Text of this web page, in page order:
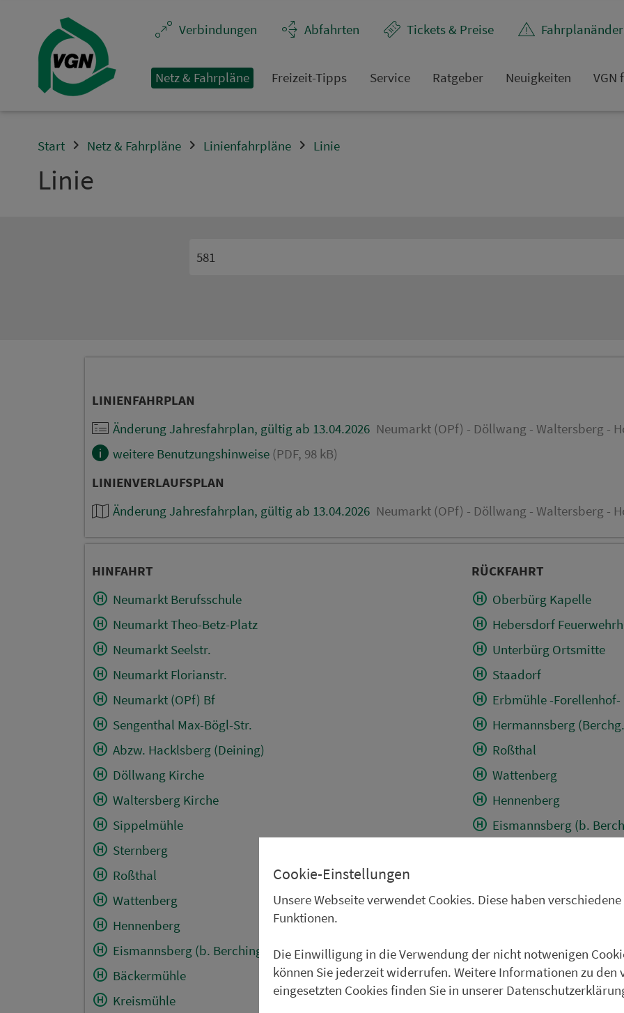
Ver­bin­dungen
Abfahrten Tickets & Preise
Netz & Fahrpläne Frei­zeit-Tipps Service Rat­ge­ber Neuigkeiten VGN
Start Netz & Fahrpläne Linienfahrpläne Linie
Linie
LINIENFAHRPLAN
Änderung Jahresfahrplan, gültig ab 13.04.2026 Neumarkt (OPf) - Döllwang - Waltersberg -
weitere Benutzungshinweise (PDF, 98 kB)
LINIENVERLAUFSPLAN
Änderung Jahresfahrplan, gültig ab 13.04.2026 Neumarkt (OPf) - Döllwang - Waltersberg -
HINFAHRT
Neumarkt Berufsschule
Neumarkt Theo-Betz-Platz
Neumarkt Seelstr.
Neumarkt Florianstr.
Neumarkt (OPf) Bf
Sengenthal Max-Bögl-Str.
Abzw. Hacklsberg (Deining)
Döllwang Kirche
Waltersberg Kirche
Sippelmühle
Sternberg
Roßthal
Wattenberg
Hennenberg
Eismannsberg (b. Berching)
Bäckermühle
Kreismühle
RÜCKFAHRT
Oberbürg Kapelle
Hebersdorf
Unterbürg Ortsmitte
Staadorf
Erbmühle -Forellenhof-
Hermannsberg
Roßthal
Wattenberg
Hennenberg
Eismannsberg (b.
Grubach
Butzenberg
Holnstein (Berch.)
Neuhaus (b. Berching)
Cookie-Einstellungen
Unsere Webseite verwendet Cookies. Diese haben verschiedene
Funktionen.
Die Einwilligung in die Verwendung der nicht notwenigen
können Sie jederzeit widerrufen. Weitere Informationen zu den
eingesetzten Cookies finden Sie in unserer